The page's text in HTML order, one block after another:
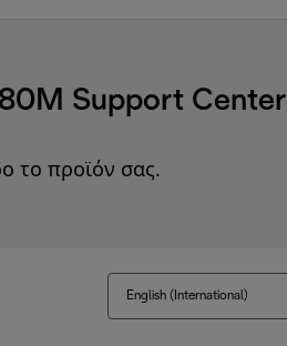
Support Center
το προϊόν σας.
English (International)